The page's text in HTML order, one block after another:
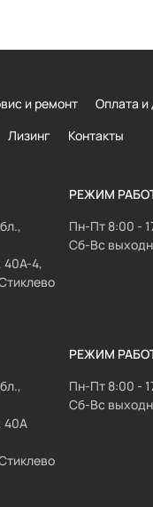
и ремонт
Оплата и
Лизинг
Контакты
40А-4,
РЕЖИМ
Пн-Пт 8:00 -
Сб-Вс
40А
РЕЖИМ
Пн-Пт 8:00 -
Сб-Вс